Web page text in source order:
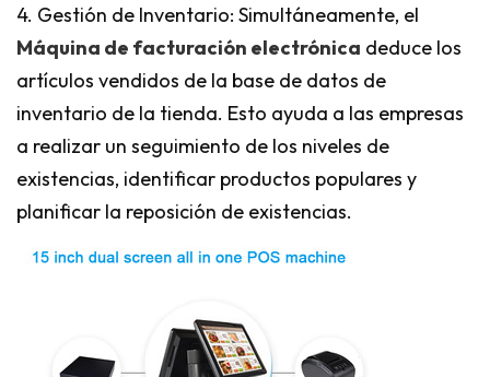
4. Gestión de Inventario: Simultáneamente, el
Máquina de facturación electrónica deduce los
artículos vendidos de la base de datos de
inventario de la tienda. Esto ayuda a las empresas
a realizar un seguimiento de los niveles de
existencias, identificar productos populares y
planificar la reposición de existencias.